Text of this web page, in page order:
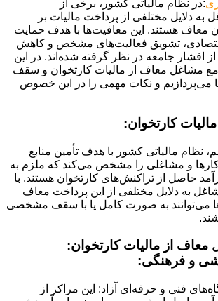
:در نظام مالیاتی کشور، برخی از
دلایل مختلفی از پرداخت مالیات بر
معاف هستند. این معافیت‌ها با هدف حمایت
تشویق فعالیت‌های مشخص و کاهش
اقشار جامعه در نظر گرفته شده‌اند. در این
مشاغل معاف از مالیات کارتخوان و سقف
می‌پردازیم و نکات مهمی را در این خصوص
کارتخوان:
نظام مالیاتی کشور با هدف تأمین منابع
و مشاغلی را مشخص می‌کند که ملزم به
حاصل از تراکنش‌های کارتخوان هستند. با
به دلایل مختلفی از این پرداخت معاف
می‌توانند به صورت کامل یا با سقف مشخصی
از مالیات کارتخوان:
و فرهنگی:
فنی و حرفه‌ای آزاد: این مراکز از